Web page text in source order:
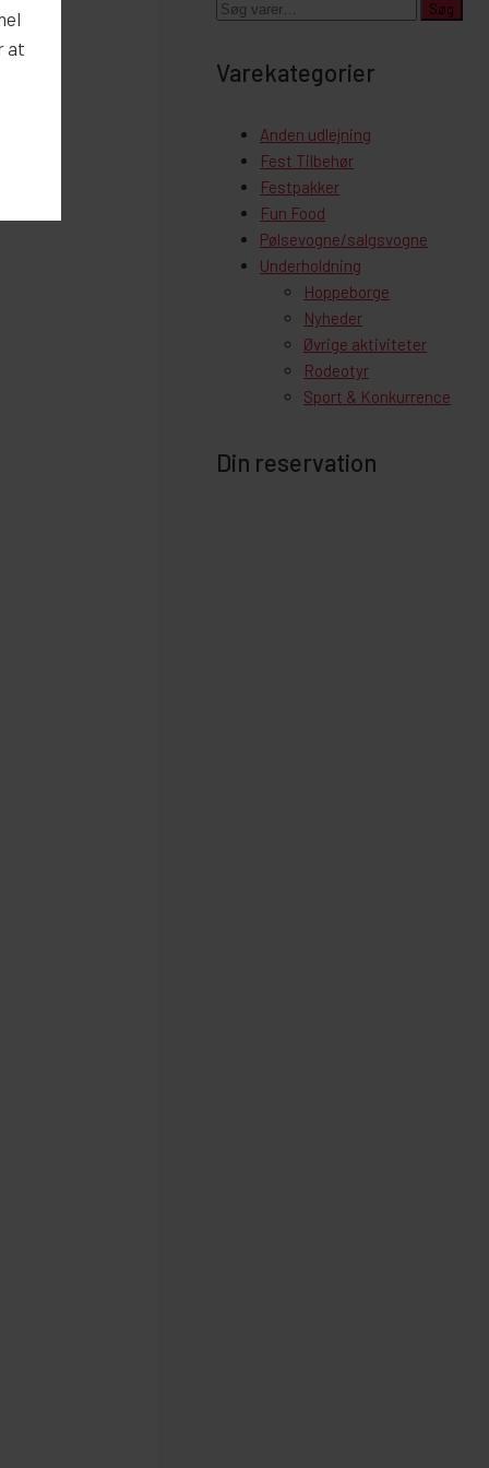
at
Søg
Søg
Varekategorier
Anden udlejning
Fest Tilbehør
Festpakker
Fun Food
Pølsevogne/salgsvogne
Underholdning
Hoppeborge
Nyheder
Øvrige aktiviteter
Rodeotyr
Sport & Konkurrence
Din reservation